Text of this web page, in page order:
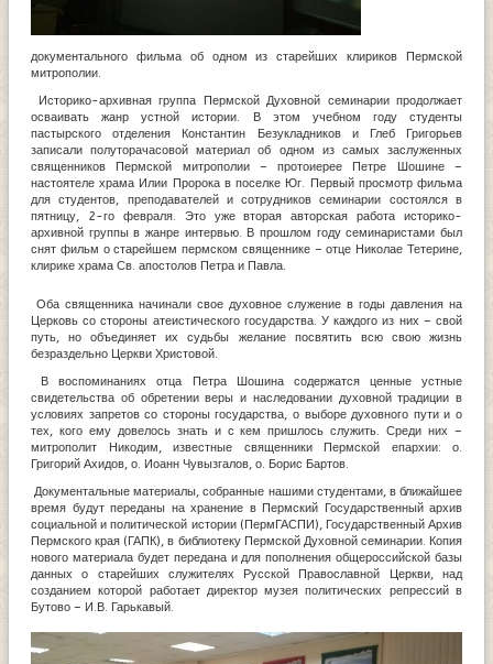
документального фильма об одном из старейших клириков Пермской
митрополии.
Историко-архивная группа Пермской Духовной семинарии продолжает
осваивать жанр устной истории. В этом учебном году студенты
пастырского отделения Константин Безукладников и Глеб Григорьев
записали полуторачасовой материал об одном из самых заслуженных
священников Пермской митрополии – протоиерее Петре Шошине –
настоятеле храма Илии Пророка в поселке Юг. Первый просмотр фильма
для студентов, преподавателей и сотрудников семинарии состоялся в
пятницу, 2-го февраля. Это уже вторая авторская работа историко-
архивной группы в жанре интервью. В прошлом году семинаристами был
снят фильм о старейшем пермском священнике – отце Николае Тетерине,
клирике храма Св. апостолов Петра и Павла.
Оба священника начинали свое духовное служение в годы давления на
Церковь со стороны атеистического государства. У каждого из них – свой
путь, но объединяет их судьбы желание посвятить всю свою жизнь
безраздельно Церкви Христовой.
В воспоминаниях отца Петра Шошина содержатся ценные устные
свидетельства об обретении веры и наследовании духовной традиции в
условиях запретов со стороны государства, о выборе духовного пути и о
тех, кого ему довелось знать и с кем пришлось служить. Среди них –
митрополит Никодим, известные священники Пермской епархии: о.
Григорий Ахидов, о. Иоанн Чувызгалов, о. Борис Бартов.
Документальные материалы, собранные нашими студентами, в ближайшее
время будут переданы на хранение в Пермский Государственный архив
социальной и политической истории (ПермГАСПИ), Государственный Архив
Пермского края (ГАПК), в библиотеку Пермской Духовной семинарии. Копия
нового материала будет передана и для пополнения общероссийской базы
данных о старейших служителях Русской Православной Церкви, над
созданием которой работает директор музея политических репрессий в
Бутово – И.В. Гарькавый.